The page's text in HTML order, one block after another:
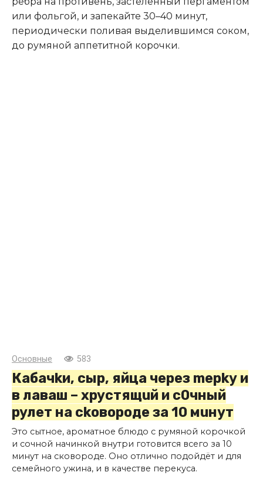
или фольгой, и запекайте 30–40 минут,
периодически поливая выделившимся соком,
до румяной аппетитной корочки.
Основные 583
Кабачkи, сыр, яйца через mерkу и
в лаваш – хрустящuй и с0чный
рулет на сkовороде за 10 мuнут
Это сытное, ароматное блюдо с румяной корочкой
и сочной начинкой внутри готовится всего за 10
минут на сковороде. Оно отлично подойдёт и для
семейного ужина, и в качестве перекуса.